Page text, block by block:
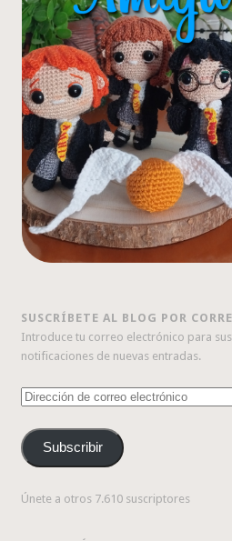
SUSCRÍBETE AL BLOG POR
Introduce tu correo electrónico para
notificaciones de nuevas entradas.
Dirección
correo
electrónico
Subscribir
Únete a otros 7.610 suscriptores